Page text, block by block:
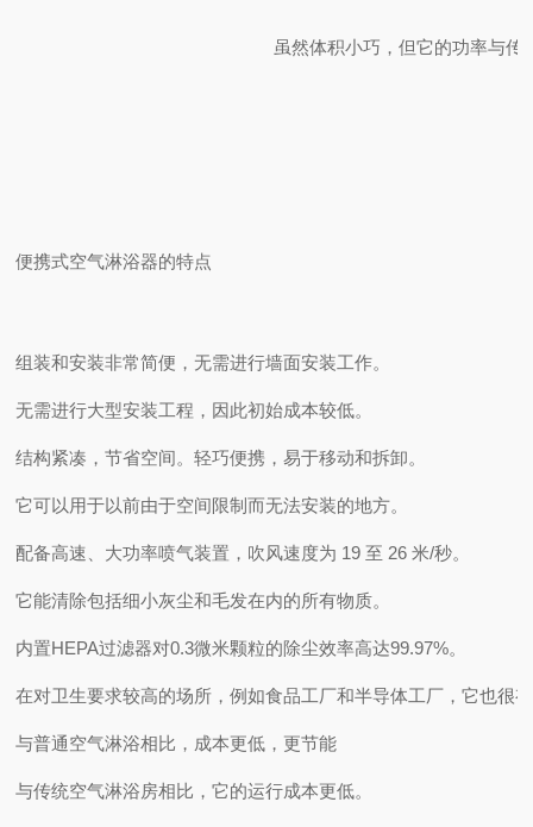
虽然体积小巧，但它的功率与传
便携式空气淋浴器的特点
组装和安装非常简便，无需进行墙面安装工作。
无需进行大型安装工程，因此初始成本较低。
结构紧凑，节省空间。轻巧便携，易于移动和拆卸。
它可以用于以前由于空间限制而无法安装的地方。
配备高速、大功率喷气装置，吹风速度为 19 至 26 米/秒。
它能清除包括细小灰尘和毛发在内的所有物质。
内置HEPA过滤器对0.3微米颗粒的除尘效率高达99.97%。
在对卫生要求较高的场所，例如食品工厂和半导体工厂，它也很
与普通空气淋浴相比，成本更低，更节能
与传统空气淋浴房相比，它的运行成本更低。